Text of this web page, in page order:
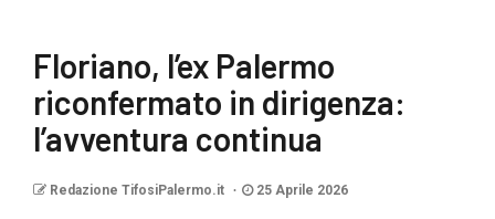
Floriano, l’ex Palermo
riconfermato in dirigenza:
l’avventura continua
Redazione TifosiPalermo.it 25 Aprile 2026